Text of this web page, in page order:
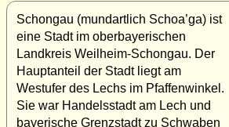
Schongau (mundartlich Schoa’ga) ist
eine Stadt im oberbayerischen
Landkreis Weilheim-Schongau. Der
Hauptanteil der Stadt liegt am
Westufer des Lechs im Pfaffenwinkel.
Sie war Handelsstadt am Lech und
bayerische Grenzstadt zu Schwaben